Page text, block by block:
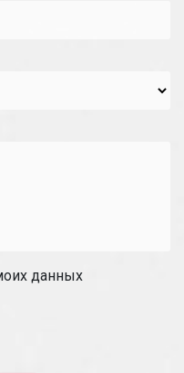
данных